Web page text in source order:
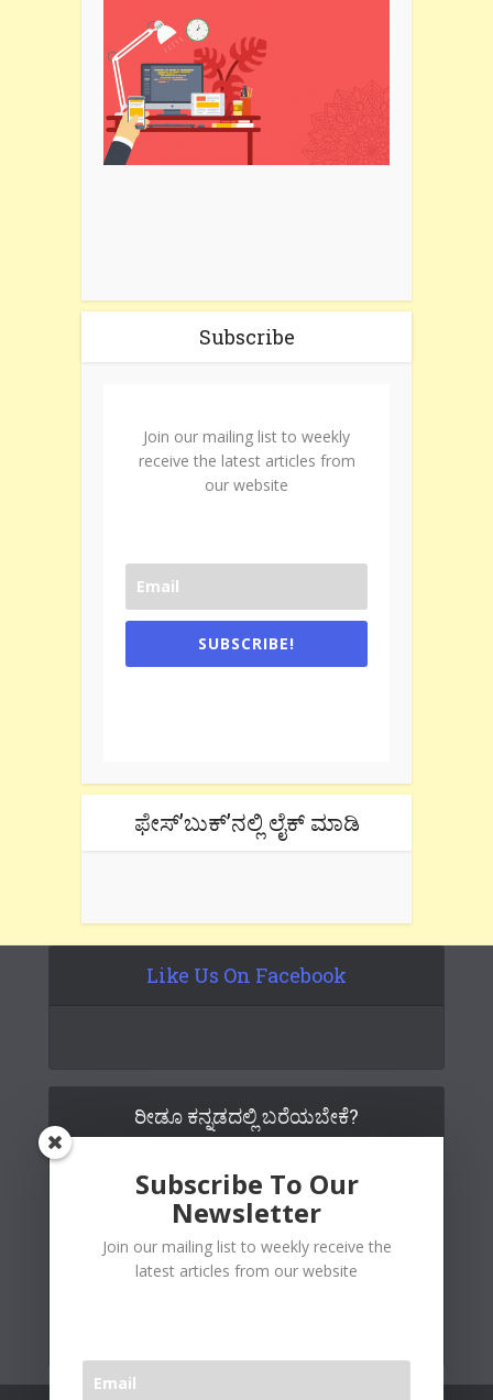
Subscribe
Join our mailing list to weekly
receive the latest articles from
our website
SUBSCRIBE!
ಫೇಸ್’ಬುಕ್’ನಲ್ಲಿ ಲೈಕ್ ಮಾಡಿ
Like Us On Facebook
ರೀಡೂ ಕನ್ನಡದಲ್ಲಿ ಬರೆಯಬೇಕೆ?
Subscribe To Our
Newsletter
Join our mailing list to weekly receive the
latest articles from our website